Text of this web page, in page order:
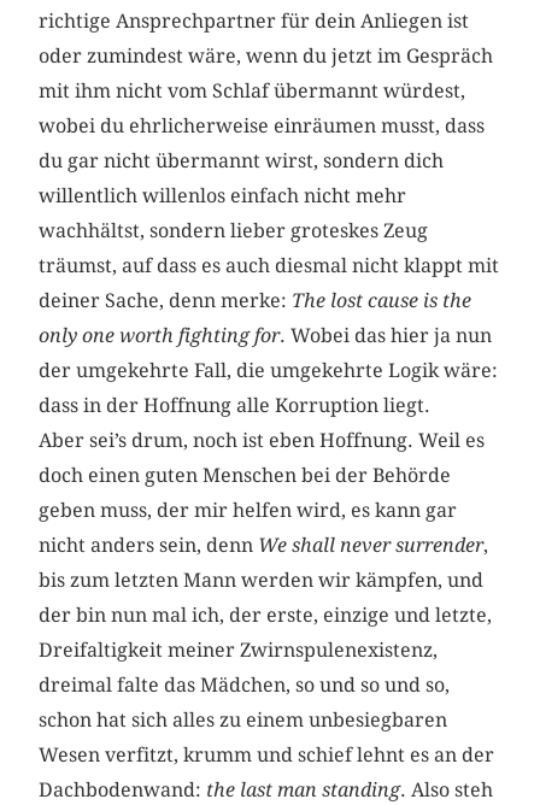
richtige Ansprechpartner für dein Anliegen ist
oder zumindest wäre, wenn du jetzt im Gespräch
mit ihm nicht vom Schlaf übermannt würdest,
wobei du ehrlicherweise einräumen musst, dass
du gar nicht übermannt wirst, sondern dich
willentlich willenlos einfach nicht mehr
wachhältst, sondern lieber groteskes Zeug
träumst, auf dass es auch diesmal nicht klappt mit
deiner Sache, denn merke: The lost cause is the
only one worth fighting for. Wobei das hier ja nun
der umgekehrte Fall, die umgekehrte Logik wäre:
dass in der Hoffnung alle Korruption liegt.
Aber sei’s drum, noch ist eben Hoffnung. Weil es
doch einen guten Menschen bei der Behörde
geben muss, der mir helfen wird, es kann gar
nicht anders sein, denn We shall never surrender,
bis zum letzten Mann werden wir kämpfen, und
der bin nun mal ich, der erste, einzige und letzte,
Dreifaltigkeit meiner Zwirnspulenexistenz,
dreimal falte das Mädchen, so und so und so,
schon hat sich alles zu einem unbesiegbaren
Wesen verfitzt, krumm und schief lehnt es an der
Dachbodenwand: the last man standing. Also steh